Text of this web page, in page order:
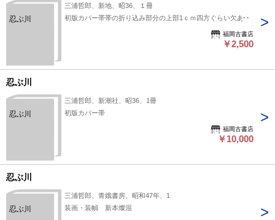
忍ぶ川
三浦哲郎、新地、昭36、１冊
初版カバー帯帯の折り込み部分の上部1ｃｍ四方ぐらい欠あり
福岡古書店
￥2,500
忍ぶ川
忍ぶ川
三浦哲郎、新潮社、昭36、1冊
初版カバー帯
福岡古書店
￥10,000
忍ぶ川
忍ぶ川
三浦哲郎、青娥書房、昭和47年、1
装画・装幀 新本燦混